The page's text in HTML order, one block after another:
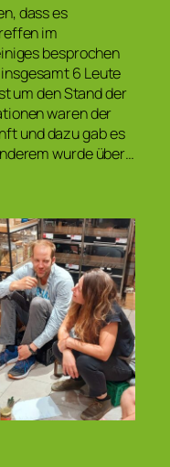
dass es
im
besprochen
6 Leute
um den Stand der
waren der
und dazu gab es
wurde über…